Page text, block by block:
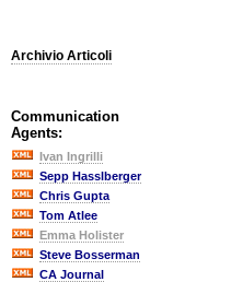
Archivio Articoli
Communication
Agents:
Ivan Ingrilli
Sepp Hasslberger
Chris Gupta
Tom Atlee
Emma Holister
Steve Bosserman
CA Journal